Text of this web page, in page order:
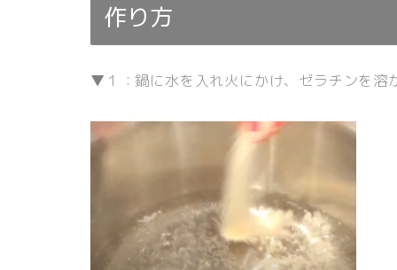
作り方
▼１：鍋に水を入れ火にかけ、ゼラチンを溶